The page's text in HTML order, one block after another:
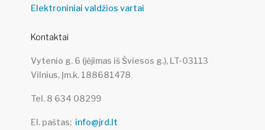
Elektroniniai valdžios vartai
Kontaktai
Vytenio g. 6 (įėjimas iš Šviesos g.), LT-03113
Vilnius, Įm.k. 188681478
Tel. 8 634 08299
El. paštas info@jrd.lt